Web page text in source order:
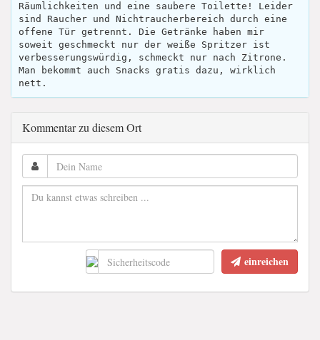
Räumlichkeiten und eine saubere Toilette! Leider
sind Raucher und Nichtraucherbereich durch eine
offene Tür getrennt. Die Getränke haben mir
soweit geschmeckt nur der weiße Spritzer ist
verbesserungswürdig, schmeckt nur nach Zitrone.
Man bekommt auch Snacks gratis dazu, wirklich
nett.
Kommentar zu diesem Ort
einreichen